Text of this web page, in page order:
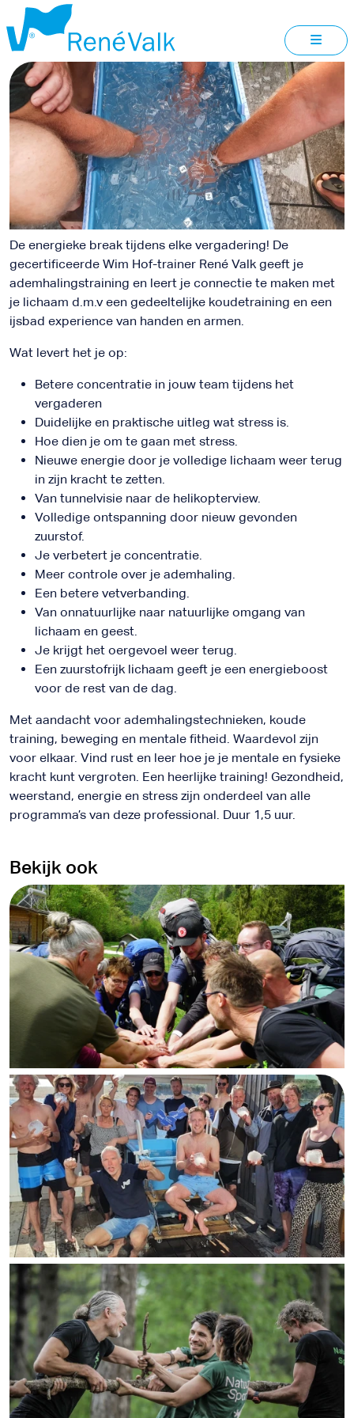
EXPERIENCE
WORMERVEER
De energieke break tijdens elke vergadering! De
gecertificeerde Wim Hof-trainer René Valk geeft je
ademhalingstraining en leert je connectie te maken met
je lichaam d.m.v een gedeeltelijke koudetraining en een
ijsbad experience van handen en armen.
Wat levert het je op:
Betere concentratie in jouw team tijdens het
vergaderen
Duidelijke en praktische uitleg wat stress is.
Hoe dien je om te gaan met stress.
Nieuwe energie door je volledige lichaam weer terug
in zijn kracht te zetten.
Van tunnelvisie naar de helikopterview.
Volledige ontspanning door nieuw gevonden
zuurstof.
Je verbetert je concentratie.
Meer controle over je ademhaling.
Een betere vetverbanding.
Van onnatuurlijke naar natuurlijke omgang van
lichaam en geest.
Je krijgt het oergevoel weer terug.
Een zuurstofrijk lichaam geeft je een energieboost
voor de rest van de dag.
Met aandacht voor ademhalingstechnieken, koude
training, beweging en mentale fitheid. Waardevol zijn
voor elkaar. Vind rust en leer hoe je je mentale en fysieke
kracht kunt vergroten. Een heerlijke training! Gezondheid,
weerstand, energie en stress zijn onderdeel van alle
programma’s van deze professional. Duur 1,5 uur.
Bekijk ook